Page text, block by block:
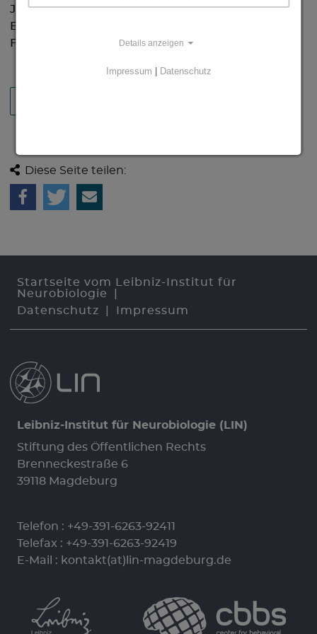
Jahr ein, sich mit den wissenschaftlichen
Einrichtungen der Landeshauptstadt und ihren
Forschungsfeldern zu beschäftigen.
Diese Seite teilen:
Startseite vom Leibniz-Institut für
Neurobiologie
Datenschutz
Impressum
Leibniz-Institut für Neurobiologie (LIN)
Stiftung des Öffentlichen Rechts
Brenneckestraße 6
39118 Magdeburg
Telefon : +49-391-6263-92411
Telefax : +49-391-6263-92419
E-Mail : kontakt(at)lin-magdeburg.de
Details anzeigen
Impressum | Datenschutz